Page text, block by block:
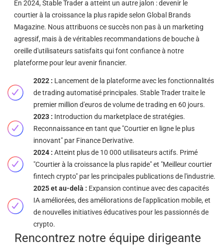
En 2024, Stable Trader a atteint un autre jalon : devenir le
courtier à la croissance la plus rapide selon Global Brands
Magazine. Nous attribuons ce succès non pas à un marketing
agressif, mais à de véritables recommandations de bouche à
oreille d'utilisateurs satisfaits qui font confiance à notre
plateforme pour leur avenir financier.
2022 : Lancement de la plateforme avec les fonctionnalités
de trading automatisé principales. Stable Trader traite le
premier million d'euros de volume de trading en 60 jours.
2023 : Introduction du marketplace de stratégies.
Reconnaissance en tant que "Courtier en ligne le plus
innovant" par Finance Derivative.
2024 : Atteint plus de 10 000 utilisateurs actifs. Primé
"Courtier à la croissance la plus rapide" et "Meilleur courtier
fintech crypto" par les principales publications de l'industrie.
2025 et au-delà : Expansion continue avec des capacités
IA améliorées, des améliorations de l'application mobile, et
de nouvelles initiatives éducatives pour les passionnés de
crypto.
Rencontrez notre équipe dirigeante